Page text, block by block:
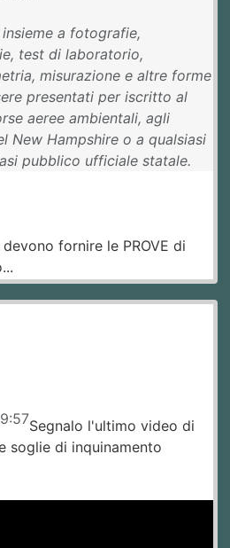
a fotografie,
test di laboratorio,
misurazione e altre forme
presentati per iscritto al
aeree ambientali, agli
New Hampshire o a qualsiasi
pubblico ufficiale statale.
fornire le PROVE di
Segnalo l'ultimo video di
soglie di inquinamento